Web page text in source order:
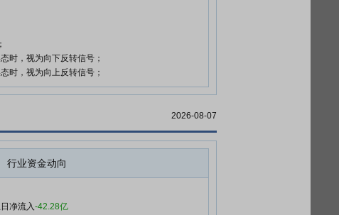
时，视为向下反转信号；
时，视为向上反转信号；
2026-08-07
行业资金动向
净流入-42.28亿